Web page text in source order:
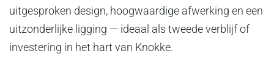
uitgesproken design, hoogwaardige afwerking en een
uitzonderlijke ligging — ideaal als tweede verblijf of
investering in het hart van Knokke.